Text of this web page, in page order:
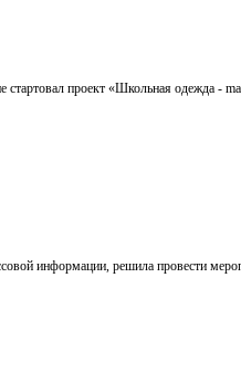
стартовал проект «Школьная одежда
информации, решила провести